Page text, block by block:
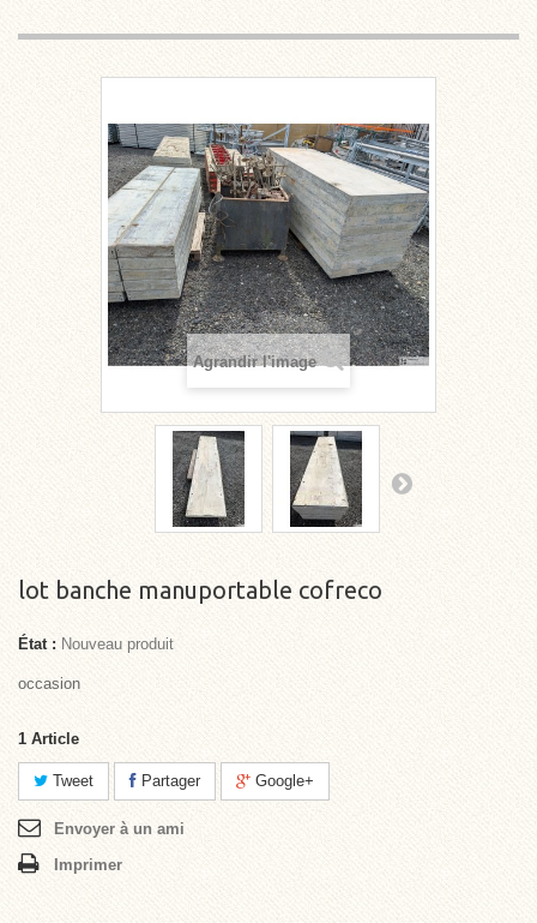
Agrandir l'image
lot banche manuportable cofreco
État : Nouveau produit
occasion
1 Article
Tweet Partager Google+
Envoyer à un ami
Imprimer